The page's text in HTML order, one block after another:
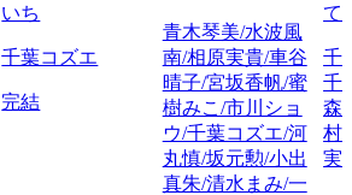
いち
千葉コズエ
完結
青木琴美/水波風
南/相原実貴/車谷
晴子/宮坂香帆/蜜
樹みこ/市川ショ
ウ/千葉コズエ/河
丸慎/坂元勲/小出
真朱/清水まみ/一
て
千
千
森
村
実/